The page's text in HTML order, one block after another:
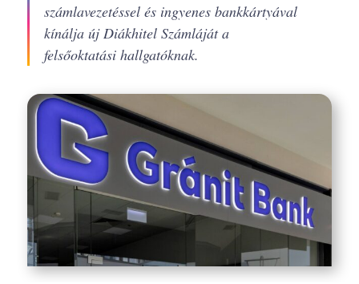
számlavezetéssel és ingyenes bankkártyával
kínálja új Diákhitel Számláját a
felsőoktatási hallgatóknak.